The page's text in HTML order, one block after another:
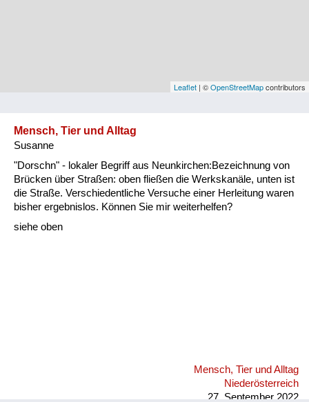
Vorarlberg
Natur und Landwirtschaft
Fluchen und Reden
Leaflet | ©OpenStreetMapcontributors
Mensch, Tier und Alltag
Susanne
"Dorschn" - lokaler Begriff aus Neunkirchen:Bezeichnung von
Brücken über Straßen: oben fließen die Werkskanäle, unten ist
die Straße. Verschiedentliche Versuche einer Herleitung waren
bisher ergebnislos. Können Sie mir weiterhelfen?
siehe oben
Mensch, Tier und Alltag
Niederösterreich
27. September 2022